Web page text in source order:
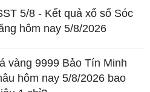
5/8 - Kết quả xổ số Sóc
hôm nay 5/8/2026
vàng 9999 Bảo Tín Minh
hôm nay 5/8/2026 bao